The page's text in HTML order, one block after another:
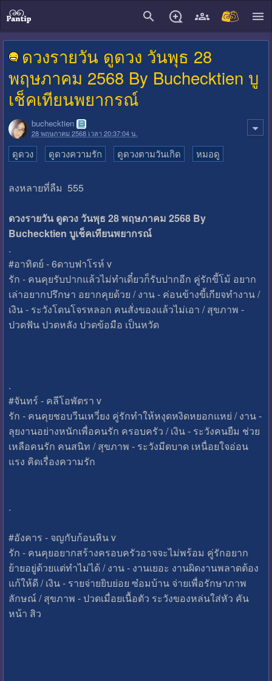
ดวงรายวัน ดูดวง วันพุธ 28
พฤษภาคม 2568 By Buchecktien บู
เช็คเทียนพยากรณ์
buchecktien
28 พฤษภาคม 2568 เวลา 20:37:04 น.
ดูดวง ดูดวงความรัก ดูดวงตามวันเกิด หมอดู
ลงหลายที่ลืม 555
ดวงรายวัน ดูดวง วันพุธ 28 พฤษภาคม 2568 By
Buchecktien บูเช็คเทียนพยากรณ์
.
#อาทิตย์ - 6ดาบฟาโรห์ v
รัก - คนคุยรับปากแล้วไม่ทำเดี๋ยวก็รับปากอีก คู่รักขี้โม้ อยาก
เล่าอยากปรึกษา อยากคุยด้วย / งาน - ค่อนข้างขี้เกียจทำงาน /
เงิน - ระวังโดนโจรหลอก คนสั่งของแล้วไม่เอา / สุขภาพ -
ปวดฟัน ปวดหลัง ปวดข้อมือ เป็นหวัด
.
#จันทร์ - คลีโอพัตรา v
รัก - คนคุยชอบวีนเหวี่ยง คู่รักทำให้หงุดหงิดหยอกแหย่ / งาน -
ลุยงานอย่างหนักเพื่อคนรัก ครอบครัว / เงิน - ระวังคนยืม ช่วย
เหลือคนรัก คนสนิท / สุขภาพ - ระวังมีดบาด เหนื่อยใจอ่อน
แรง คิดเรื่องความรัก
.
#อังคาร - จญกับก้อนหิน v
รัก - คนคุยอยากสร้างครอบครัวอาจจะไม่พร้อม คู่รักอยาก
ย้ายอยู่ด้วยแต่ทำไม่ได้ / งาน - งานเยอะ งานผิดงานพลาดต้อง
แก้ให้ดี / เงิน - รายจ่ายยิบย่อย ซ๋อมบ้าน จ่ายเพื่อรักษาภาพ
ลักษณ์ / สุขภาพ - ปวดเมื่อยเนื้อตัว ระวังของหล่นใส่หัว คัน
หน้า สิว
close